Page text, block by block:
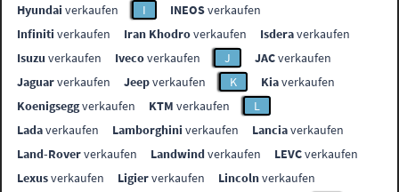
Hyundai verkaufen I INEOSverkaufen
Infiniti verkaufen Iran Khodroverkaufen Isderaverkaufen
Isuzu verkaufen Ivecoverkaufen J JACverkaufen
Jaguarverkaufen Jeepverkaufen K Kiaverkaufen
Koenigseggverkaufen KTM verkaufen
L
Ladaverkaufen Lamborghini verkaufen Lanciaverkaufen
Land-Roververkaufen Landwindverkaufen LEVCverkaufen
Lexusverkaufen Ligierverkaufen Lincolnverkaufen